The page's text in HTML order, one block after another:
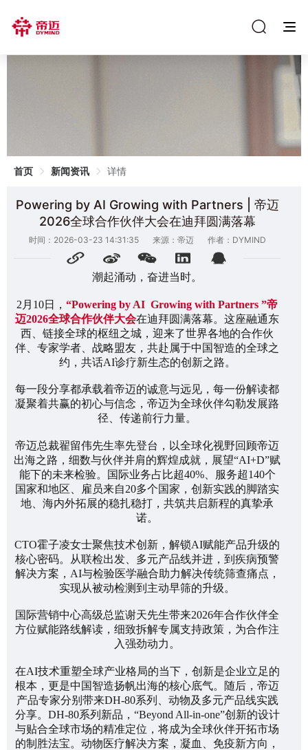
首页 新闻资讯 详情
Powering by AI Growing with Partners | 帝迈
2026全球合作伙伴大会在迪拜圆满落幕
时间：2026-03-23 14:31:35 来源：帝迈 作者：DYMIND
潮起涌动，奋进当时。
2月10日， “Powering by AI Growing with Partners ”帝
迈2026全球合作伙伴大会在迪拜圆满落幕。这座融通东
西、链接全球的枢纽之城，迎来了世界各地的合作伙
伴、专家学者、战略盟友，共赴属于中国智造的全球之
约，共话AI诊疗新生态的创新之路。
每一段分享都承载着帝迈的诚意与远见，每一份解读都
凝聚着共赢的初心与信念，帝迈为全球伙伴勾勒发展路
径、传递前行力量。
帝迈总裁翟留伟先生率先登台，以全球化视野回顾帝迈
出海之路，细数与伙伴并肩的辉煌成就，展望“AI+D”赋
能下的未来检验。国际业务占比超40%、服务超140个
国家和地区、雇员来自20多个国家，创新实践的脚踏实
地、海内外拓展的稳扎稳打，共筑共启新程的真挚承
诺。
CTO霍子凌女士聚焦技术创新，解锁AI赋能产品升级的
核心密码。从联检出发、多元产品线并进，到疾病预警
解决方案，AI与检验医学融合助力解决传统筛查痛点，
实现从被动检测到主动早筛的升级。
国际营销中心高级总监谢天先生带来2026年合作伙伴全
方位赋能路线解读，细致拆解专属支持政策，为合作注
入强劲动力。
在AI技术重塑全球产业格局的当下，创新是企业立足的
根本，更是中国智造扬帆出海的核心底气。随后，帝迈
产品专家分别带来DH-80系列、动物及多元产品线实践
分享。DH-80系列新品，“Beyond All-in-one”创新的设计
与贴合全球市场的精准定位，将成为全球伙伴开拓市场
的制胜法宝。动物医疗解决方案，凝血、免疫新方向，